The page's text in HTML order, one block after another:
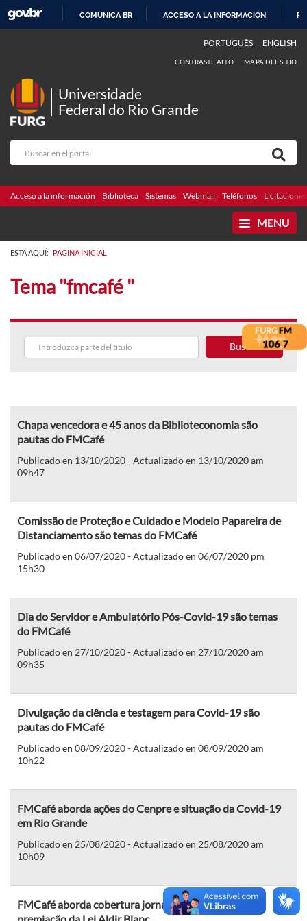
CONTENIDO
COMUNICA BR ACCESO A LA INFORMACIÓN
PORTUGUÊS ENGLISH
CONTRASTE ALTO MAPA DEL SITIO
Universidade
Federal do Rio Grande
Acceso a la información Biblioteca Sistemas Webmail Teléfonos Licitaciones
MENU
ESTÁ AQUÍ: PAGINA INICIAL
Tema "fmcafé "
Buscar
Chapa vencedora e 45 anos da Biblioteconomia são
pautas do FMCafé
Publicado en 13/10/2020 - Actualizado en 13/10/2020 am
09h47
Comissão de Proteção e Cuidado e Modelo Papareira de
Distanciamento são temas do FMCafé
Publicado en 06/07/2020 - Actualizado en 06/07/2020 pm
15h30
Dia do Servidor e Ambulatório Pós-Covid-19 são temas
do FMCafé
Publicado en 27/10/2020 - Actualizado en 27/10/2020 am
09h35
Divulgação da ciência e testagem para Covid-19 são
pautas do FMCafé
Publicado en 08/09/2020 - Actualizado en 08/09/2020 am
10h22
FMCafé aborda ações do Cenpre e situação da Covid-19
em Rio Grande
Publicado en 25/08/2020 - Actualizado en 25/08/2020 am
10h09
FMCafé aborda cobertura jornalística na pandemia e
premiação da Lei Aldir Blanc